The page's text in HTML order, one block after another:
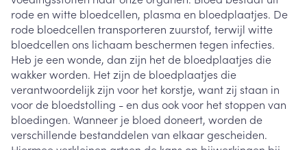
rode en witte bloedcellen, plasma en bloedplaatjes. De
rode bloedcellen transporteren zuurstof, terwijl witte
bloedcellen ons lichaam beschermen tegen infecties.
Heb je een wonde, dan zijn het de bloedplaatjes die
wakker worden. Het zijn de bloedplaatjes die
verantwoordelijk zijn voor het korstje, want zij staan in
voor de bloedstolling - en dus ook voor het stoppen van
bloedingen. Wanneer je bloed doneert, worden de
verschillende bestanddelen van elkaar gescheiden.